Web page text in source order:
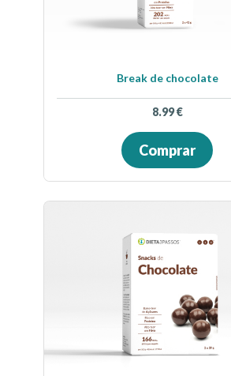
Break de chocolate
8.99€
Comprar